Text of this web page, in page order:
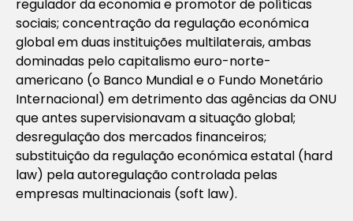
regulador da economia e promotor de políticas
sociais; concentração da regulação económica
global em duas instituições multilaterais, ambas
dominadas pelo capitalismo euro-norte-
americano (o Banco Mundial e o Fundo Monetário
Internacional) em detrimento das agências da ONU
que antes supervisionavam a situação global;
desregulação dos mercados financeiros;
substituição da regulação económica estatal (hard
law) pela autoregulação controlada pelas
empresas multinacionais (soft law).